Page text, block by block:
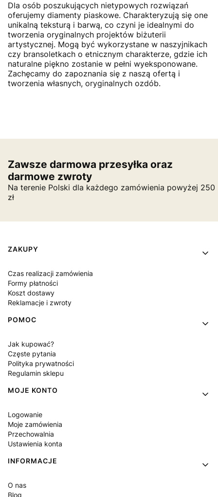
Dla osób poszukujących nietypowych rozwiązań
oferujemy diamenty piaskowe. Charakteryzują się one
unikalną teksturą i barwą, co czyni je idealnymi do
tworzenia oryginalnych projektów biżuterii
artystycznej. Mogą być wykorzystane w naszyjnikach
czy bransoletkach o etnicznym charakterze, gdzie ich
naturalne piękno zostanie w pełni wyeksponowane.
Zachęcamy do zapoznania się z naszą ofertą i
tworzenia własnych, oryginalnych ozdób.
Zawsze darmowa przesyłka oraz
darmowe zwroty
Na terenie Polski dla każdego zamówienia powyżej 250
zł
Linki w stopce
ZAKUPY
Czas realizacji zamówienia
Formy płatności
Koszt dostawy
Reklamacje i zwroty
POMOC
Jak kupować?
Częste pytania
Polityka prywatności
Regulamin sklepu
MOJE KONTO
Logowanie
Moje zamówienia
Przechowalnia
Ustawienia konta
INFORMACJE
O nas
Blog